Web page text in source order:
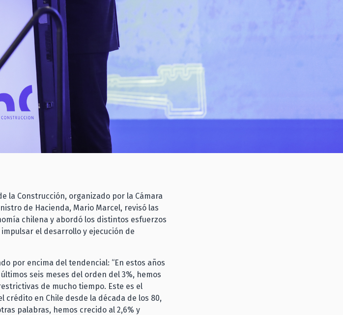
la Construcción, organizado por la Cámara
de Hacienda, Mario Marcel, revisó las
chilena y abordó los distintos esfuerzos
el desarrollo y ejecución de
por encima del tendencial: “En estos años
seis meses del orden del 3%, hemos
de mucho tiempo. Este es el
en Chile desde la década de los 80,
palabras, hemos crecido al 2,6% y